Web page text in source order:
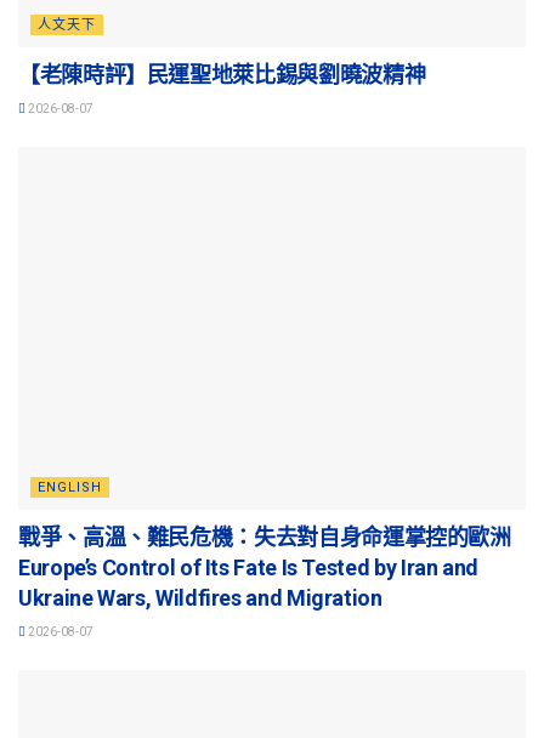
人文天下
【老陳時評】民運聖地萊比錫與劉曉波精神
2026-08-07
ENGLISH
戰爭、高溫、難民危機：失去對自身命運掌控的歐洲
Europe’s Control of Its Fate Is Tested by Iran and
Ukraine Wars, Wildfires and Migration
2026-08-07